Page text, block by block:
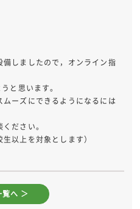
しましたので，オンライン指
と思います。
ーズにできるようになるには
ださい。
以上を対象とします）
へ ＞